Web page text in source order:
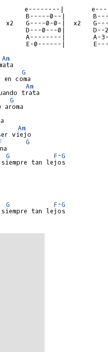
e--------|
B-----0--|
x2   G----0-0-|  x2
D---0---0|       D--
A--------|       A-
E-0------|
Am
G
Am
G
Am
G
G F-G
G F-G
tan lejos